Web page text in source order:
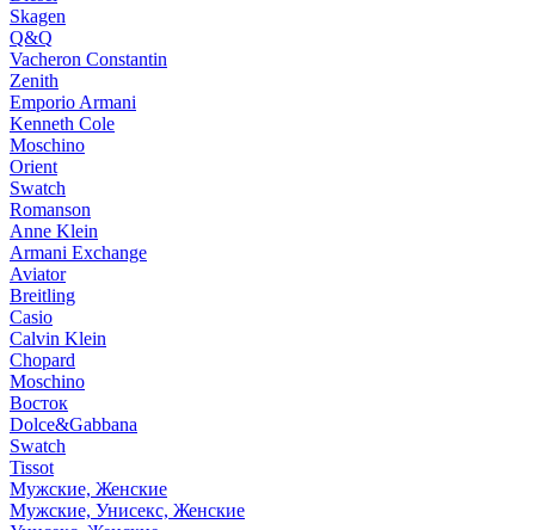
Skagen
Q&Q
Vacheron Constantin
Zenith
Emporio Armani
Kenneth Cole
Moschino
Orient
Swatch
Romanson
Anne Klein
Armani Exchange
Aviator
Breitling
Casio
Calvin Klein
Chopard
Moschino
Восток
Dolce&Gabbana
Swatch
Tissot
Мужские, Женские
Мужские, Унисекс, Женские